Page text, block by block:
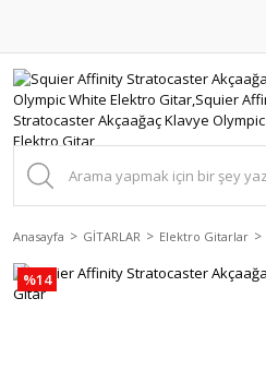
Anasayfa GİTARLAR Elektro Gitarlar
%14